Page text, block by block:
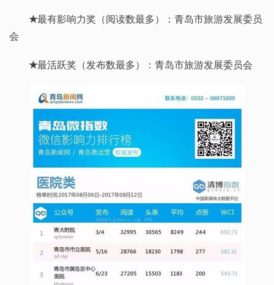
★最有影响力奖（阅读数最多）：青岛市旅游发展委员
会
★最活跃奖（发布数最多）：青岛市旅游发展委员会